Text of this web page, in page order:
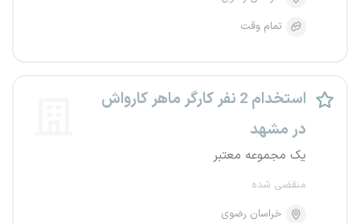
تمام وقت
استخدام 2 نفر کارگر ماهر کارواش
در مشهد
یک مجموعه معتبر
منقضی شده
خراسان رضوی